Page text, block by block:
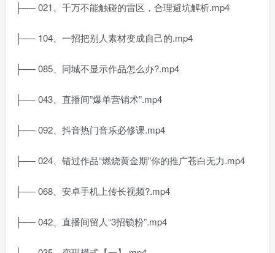
├── 021、千万不能触碰的雷区，合理避坑解析.mp4
├── 104、一招把别人素材变成自己的.mp4
├── 085、同城不显示作品怎么办?.mp4
├── 043、直播间”爆单营销术”.mp4
├── 092、抖音热门音乐必修课.mp4
├── 024、错过作品“燃烧黄金期”你的推广苍白无力.mp4
├── 068、安卓手机上传长视频?.mp4
├── 042、直播间留人“3招锁粉”.mp4